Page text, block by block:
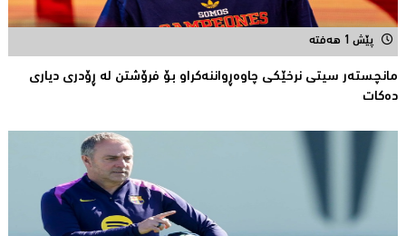
پێش 1 هەفتە
مانچستەر سیتی نرخێکی چاوەڕواننەکراو بۆ فرۆشتن لە ڕۆدری دیاری
دەکات